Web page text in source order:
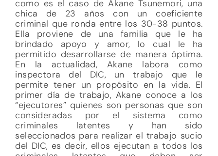
como es el caso de Akane Tsunemori, una
chica de 23 años con un coeficiente
criminal que ronda entre los 30-38 puntos.
Ella proviene de una familia que le ha
brindado apoyo y amor, lo cual le ha
permitido desarrollarse de manera óptima.
En la actualidad, Akane labora como
inspectora del DIC, un trabajo que le
permite tener un propósito en la vida. El
primer día de trabajo, Akane conoce a los
“ejecutores” quienes son personas que son
consideradas por el sistema como
criminales latentes y han sido
seleccionados para realizar el trabajo sucio
del DIC, es decir, ellos ejecutan a todos los